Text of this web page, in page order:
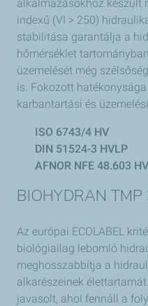
alkalmazásokhoz készült
indexű (VI > 250)
stabilitása garantálja a
hőmérséklet
üzemelését még
is. Fokozott
karbantartási és
ISO 6743/4 HV
DIN 51524-3 HVLP
AFNOR NFE 48.603 HV
BIOHYDRAN
Az európai ECOLABEL
biológiailag lebomló
meghosszabbítja a
alkarészeinek
javasolt, ahol fennáll a